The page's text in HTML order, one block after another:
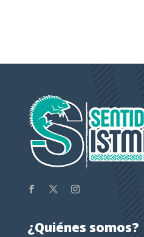
¿Quiénes somos?